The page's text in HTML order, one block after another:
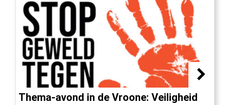
Thema-avond in de Vroone: Veiligheid